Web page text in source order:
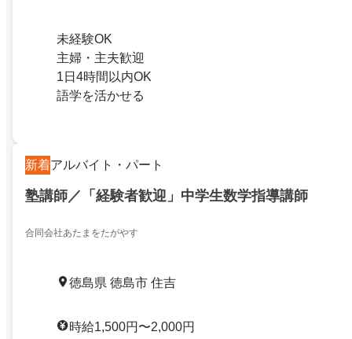
未経験OK
主婦・主夫歓迎
1日4時間以内OK
語学を活かせる
新着アルバイト・パート
塾講師／「経験者歓迎」中学生数学指導講師
合同会社あたまをたがやす
徳島県 徳島市 住吉
時給1,500円〜2,000円